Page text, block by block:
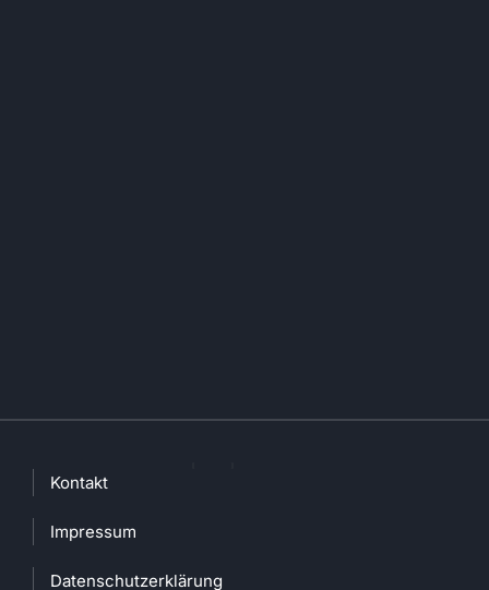
Kontakt
Impressum
Datenschutzerklärung